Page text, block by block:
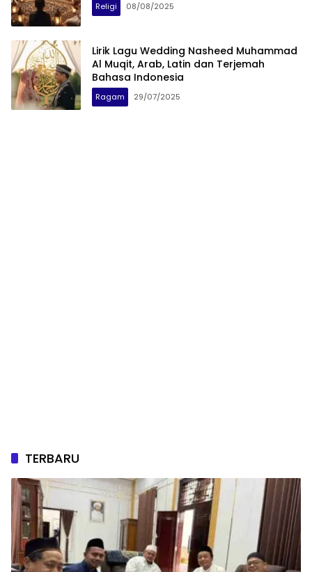
Religi 08/08/2025
Lirik Lagu Wedding Nasheed Muhammad
Al Muqit, Arab, Latin dan Terjemah
Bahasa Indonesia
Ragam 29/07/2025
TERBARU